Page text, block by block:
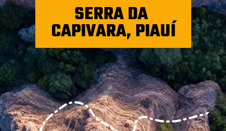
SERRA DA
CAPIVARA, PIAUÍ